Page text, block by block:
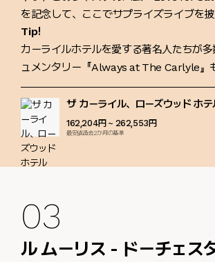
を記念して、ここでサプライズライブを披
Tip!
カーライルホテルを愛する著名人たちが
ュメンタリー『Always at The Carlyle』
ザ カーライル、ローズウッド ホテ
162,204円 ~ 262,553円
最安値過去2か月の基準
03
ル ムーリス - ドーチェス